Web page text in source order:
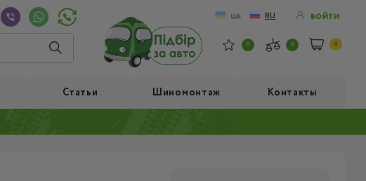
UA RU ВОЙТИ
0 0 0
Статьи Шиномонтаж Контакты